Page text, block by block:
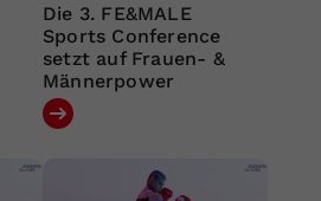
Die 3. FE&MALE
Sports Conference
setzt auf Frauen- &
Männerpower